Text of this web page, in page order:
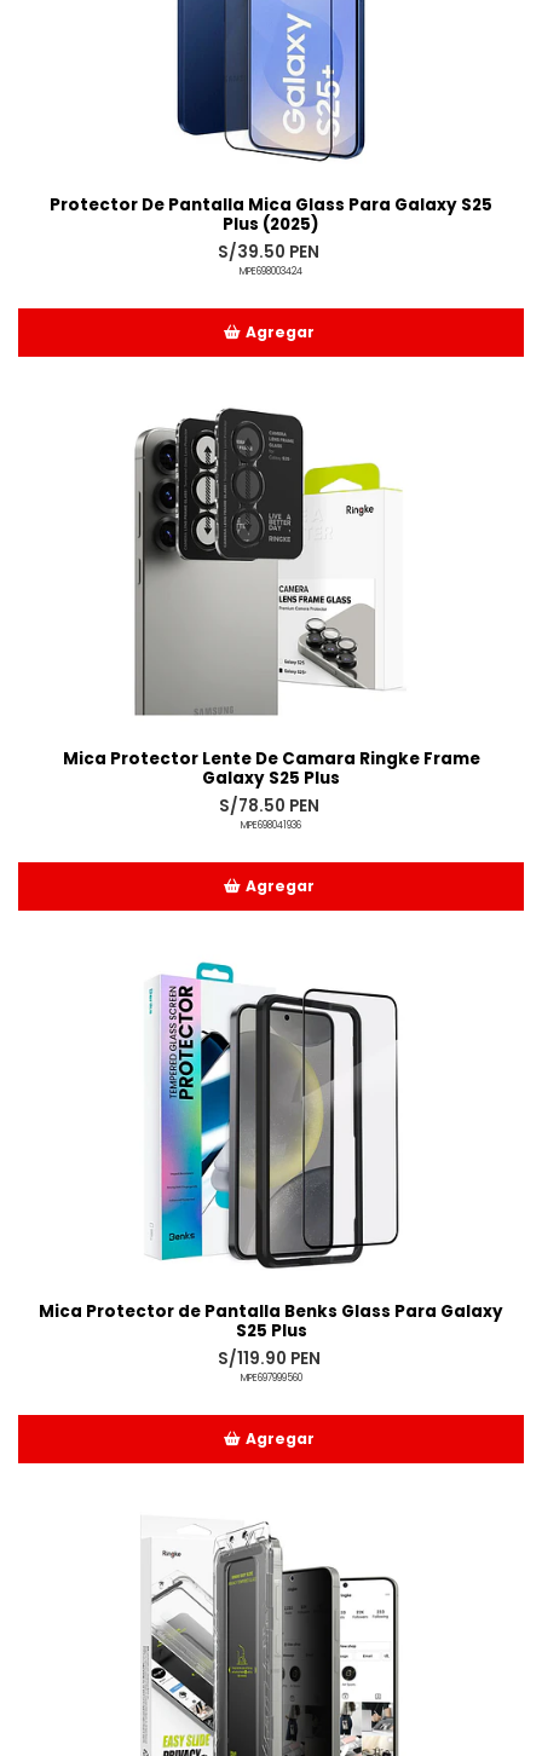
Protector De Pantalla Mica Glass Para Galaxy S25
Plus (2025)
S/39.50 PEN
MPE698003424
Agregar
Mica Protector Lente De Camara Ringke Frame
Galaxy S25 Plus
S/78.50 PEN
MPE698041936
Agregar
Mica Protector de Pantalla Benks Glass Para Galaxy
S25 Plus
S/119.90 PEN
MPE697999560
Agregar